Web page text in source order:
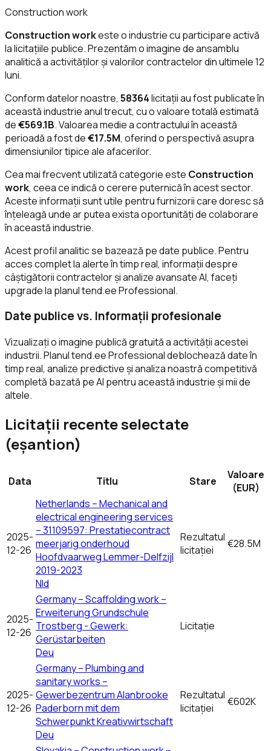
Construction work
Construction workeste o industrie cu participare activă
la licitațiile publice. Prezentăm o imagine de ansamblu
analitică a activităților și valorilor contractelor din ultimele 12
luni.
Conform datelor noastre, 58364licitații au fost publicate în
această industrie anul trecut, cu o valoare totală estimată
de€569.1B. Valoarea medie a contractului în această
perioadă a fost de€17.5M, oferind o perspectivă asupra
dimensiunilor tipice ale afacerilor.
Cea mai frecvent utilizată categorie este Construction
work, ceea ce indică o cerere puternică în acest sector.
Aceste informații sunt utile pentru furnizorii care doresc să
înțeleagă unde ar putea exista oportunități de colaborare
în această industrie.
Acest profil analitic se bazează pe date publice. Pentru
acces complet la alerte în timp real, informații despre
câștigătorii contractelor și analize avansate AI, faceți
upgrade la planul tend.ee Professional.
Date publice vs. Informații profesionale
Vizualizați o imagine publică gratuită a activității acestei
industrii. Planul tend.ee Professional deblochează date în
timp real, analize predictive și analiza noastră competitivă
completă bazată pe AI pentru această industrie și mii de
altele.
Licitații recente selectate
(eșantion)
Data Titlu Stare
Valoare
(EUR)
2025-
12-26
Netherlands – Mechanical and
electrical engineering services
– 31109597: Prestatiecontract
meerjarig onderhoud
Hoofdvaarweg Lemmer-Delfzijl
2019-2023
Nld
Rezultatul
licitației
€28.5M
2025-
12-26
Germany – Scaffolding work –
Erweiterung Grundschule
Trostberg - Gewerk:
Gerüstarbeiten
Deu
Licitație
2025-
12-26
Germany – Plumbing and
sanitary works –
Gewerbezentrum Alanbrooke
Paderborn mit dem
Schwerpunkt Kreativwirtschaft
Deu
Rezultatul
licitației
€602K